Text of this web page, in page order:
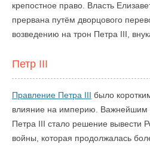
крепостное право. Власть
прервана путём дворцового
возведению на трон Петра III,
Петр III
Правление Петра III было
влияние на империю. Важнейшим
Петра III стало решение вывести
войны, которая продолжалась